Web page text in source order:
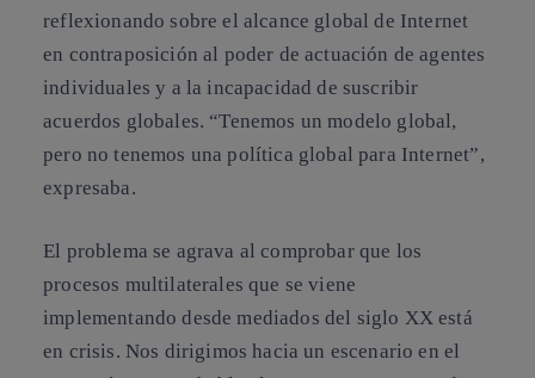
reflexionando sobre el alcance global de Internet
en contraposición al poder de actuación de agentes
individuales y a la incapacidad de suscribir
acuerdos globales. “Tenemos un modelo global,
pero no tenemos una política global para Internet”,
expresaba.
El problema se agrava al comprobar que los
procesos multilaterales que se viene
implementando desde mediados del siglo XX está
en crisis. Nos dirigimos hacia un escenario en el